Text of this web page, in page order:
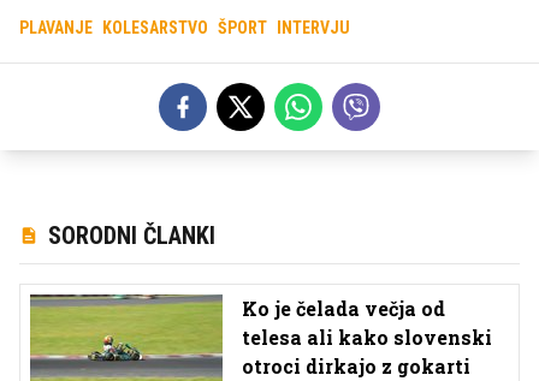
PLAVANJE KOLESARSTVO ŠPORT INTERVJU
SORODNI ČLANKI
Ko je čelada večja od
telesa ali kako slovenski
otroci dirkajo z gokarti